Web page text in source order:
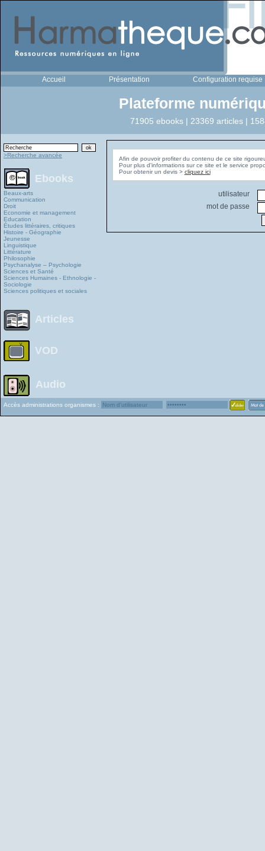
Accueil Présentation Configuration requise
Plateforme
71905 ebooks | 23369 articles |
>Recherche avancée
Ebooks
Beaux-arts
Communication
Droit
Economie et management
Education
Études littéraires, critiques
Histoire - Géographie
Jeunesse
Linguistique
Littérature
Philosophie
Psychanalyse – Psychologie
Sciences et Santé
Sciences Humaines - Ethnologie -
Sociologie
Sciences politiques et sociales
Articles
VOD
Audio
Afin de pouvoir profiter du contenu de ce site
Pour plus d'informations sur ce site et le service
Pour obtenir un devis > cliquez ici
utilisateur
mot de passe
Accès administrations organismes :